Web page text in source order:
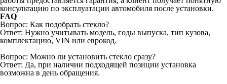
консультацию по эксплуатации автомобиля после установки.
FAQ
Вопрос: Как подобрать стекло?
Ответ: Нужно учитывать модель, годы выпуска, тип кузова,
комплектацию, VIN или еврокод.
Вопрос: Можно ли установить стекло сразу?
Ответ: Да, при наличии подходящей позиции установка
возможна в день обращения.